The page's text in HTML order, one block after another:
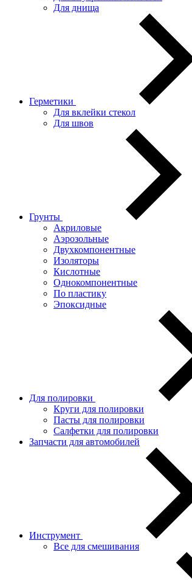
Для днища
Герметики
Для вклейки стекол
Для швов
Грунты
Акриловые
Аэрозольные
Двухкомпонентные
Изоляторы
Кислотные
Однокомпонентные
По пластику
Эпоксидные
Для полировки
Круги для полировки
Пасты для полировки
Салфетки для полировки
Запчасти для автомобилей
Инструмент
Все для смешивания